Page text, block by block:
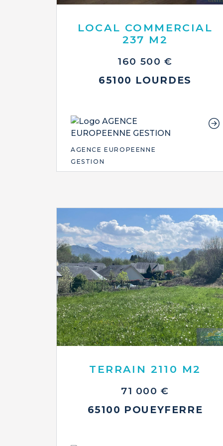
LOCAL COMMERCIAL
237 M2
160 500 €
65100 LOURDES
AGENCE EUROPEENNE
GESTION
TERRAIN 2110 M2
71 000 €
65100 POUEYFERRE